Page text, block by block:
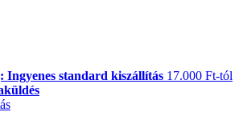
Ingyenes standard kiszállítás 17.000 Ft-tól